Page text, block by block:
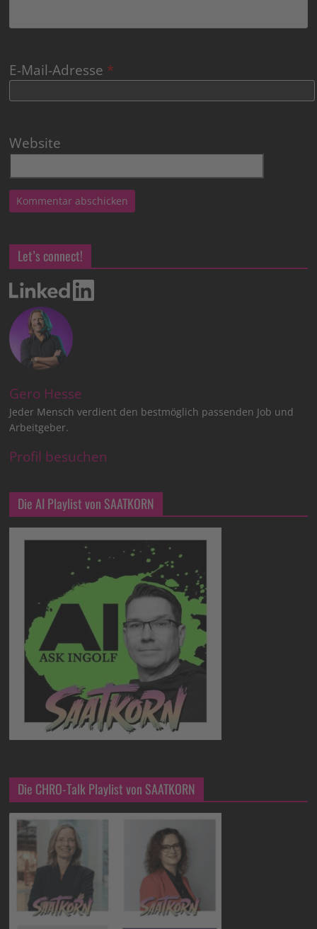
E-Mail-Adresse *
Website
Let’s connect!
Gero Hesse
Jeder Mensch verdient den bestmöglich passenden Job und
Arbeitgeber.
Profil besuchen
Die AI Playlist von SAATKORN
Die CHRO-Talk Playlist von SAATKORN